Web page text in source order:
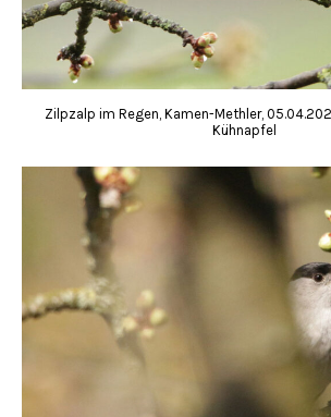
Zilpzalp im Regen, Kamen-Methler,
Kühnapfel